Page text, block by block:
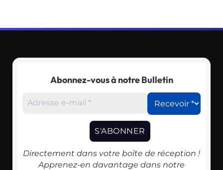
Abonnez-vous à notre Bulletin
Directement dans votre boîte de réception !
Apprenez-en davantage dans notre